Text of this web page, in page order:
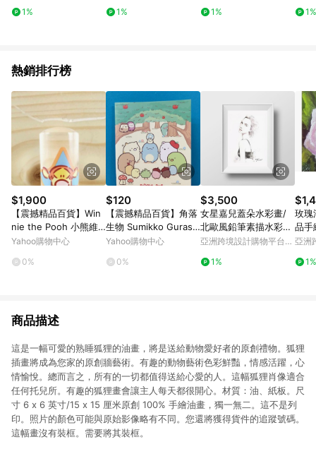
1% 1% 1% 1%
熱銷排行榜
$1,900
【震撼精品百貨】Win
nie the Pooh 小熊維
尼~水晶印章-跳跳虎
Yahoo購物中心
0%
$120
【震撼精品百貨】角落
生物 Sumikko Gurashi
~San-X 角落生物心情
Yahoo購物中心
0%
$3,500
女星嘉兒蓋朵水彩畫/
北歐風鉛筆素描水彩
畫/送禮家飾
亞洲跨境設計購物平台
1%
玫瑰
品手
亞洲
1%
商品描述
這是一幅可愛的熟睡狐狸的油畫，將是送給動物愛好者的原創禮物。狐狸
插畫將成為您家的原創牆藝術。有趣的動物藝術色彩鮮豔，情感活躍，心
情愉悅。總而言之，所有的一切都值得送給心愛的人。這幅狐狸肖像適合
任何托兒所。有趣的狐狸畫會讓主人每天都很開心。材質：油、紙板。尺
寸 6 x 6 英寸/15 x 15 厘米原創 100% 手繪油畫，獨一無二。這不是列
印。照片的顏色可能與原始影像略有不同。您還將獲得貨件的追蹤號碼。
這幅畫沒有裝框。需要將其裝框。